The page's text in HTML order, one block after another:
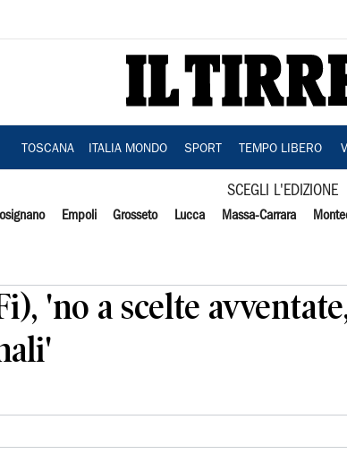
TOSCANA ITALIA MONDO SPORT TEMPO LIBERO
SCEGLI L'EDIZIONE
Empoli Grosseto Lucca Massa-Carrara
'no a scelte